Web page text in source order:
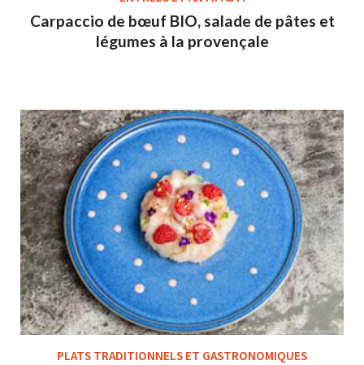
Carpaccio de bœuf BIO, salade de pâtes et
légumes à la provençale
PLATS TRADITIONNELS ET GASTRONOMIQUES